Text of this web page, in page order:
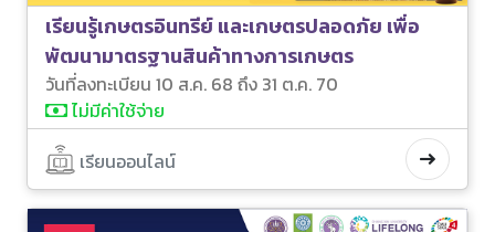
เรียนรู้เกษตรอินทรีย์ และเกษตรปลอดภัย เพื่อ
พัฒนามาตรฐานสินค้าทางการเกษตร
วันที่ลงทะเบียน 10 ส.ค. 68 ถึง 31 ต.ค. 70
ไม่มีค่าใช้จ่าย
เรียนออนไลน์